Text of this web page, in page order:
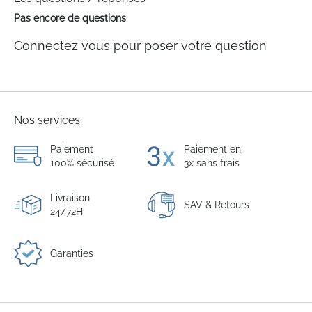
Pas encore de questions
Connectez vous pour poser votre question
Nos services
Paiement
100% sécurisé
Paiement en
3x sans frais
Livraison
24/72H
SAV & Retours
Garanties